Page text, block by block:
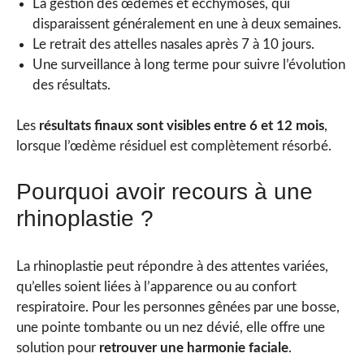
La gestion des œdèmes et ecchymoses, qui
disparaissent généralement en une à deux semaines.
Le retrait des attelles nasales après 7 à 10 jours.
Une surveillance à long terme pour suivre l’évolution
des résultats.
Les résultats finaux sont visibles entre 6 et 12 mois,
lorsque l’œdème résiduel est complètement résorbé.
Pourquoi avoir recours à une
rhinoplastie ?
La rhinoplastie peut répondre à des attentes variées,
qu’elles soient liées à l’apparence ou au confort
respiratoire. Pour les personnes gênées par une bosse,
une pointe tombante ou un nez dévié, elle offre une
solution pour retrouver une harmonie faciale.